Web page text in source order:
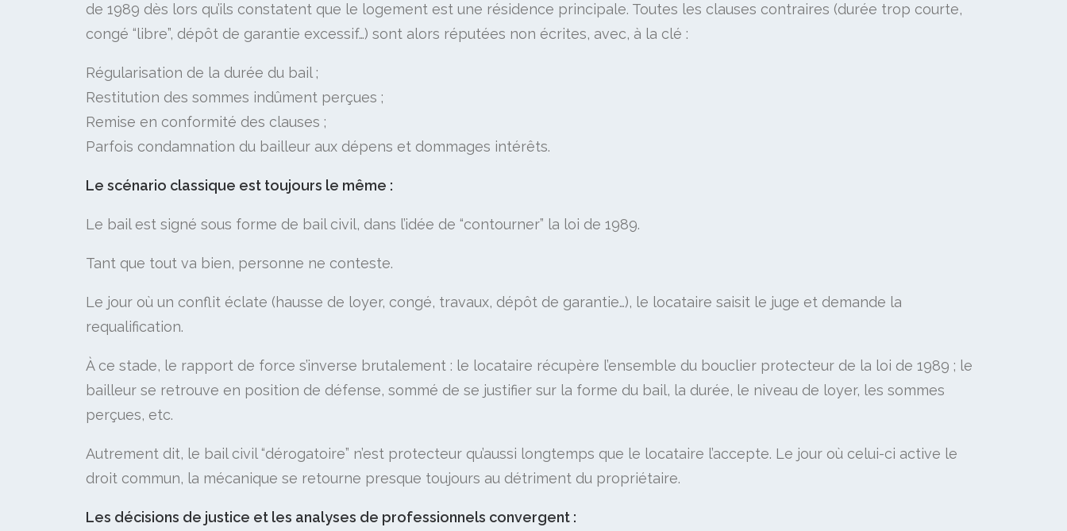
de 1989 dès lors qu’ils constatent que le logement est une résidence principale. Toutes les clauses contraires (durée trop courte,
congé “libre”, dépôt de garantie excessif…) sont alors réputées non écrites, avec, à la clé :
Régularisation de la durée du bail ;
Restitution des sommes indûment perçues ;
Remise en conformité des clauses ;
Parfois condamnation du bailleur aux dépens et dommages intérêts.​
Le scénario classique est toujours le même :
Le bail est signé sous forme de bail civil, dans l’idée de “contourner” la loi de 1989.
Tant que tout va bien, personne ne conteste.
Le jour où un conflit éclate (hausse de loyer, congé, travaux, dépôt de garantie…), le locataire saisit le juge et demande la
requalification.
À ce stade, le rapport de force s’inverse brutalement : le locataire récupère l’ensemble du bouclier protecteur de la loi de 1989 ; le
bailleur se retrouve en position de défense, sommé de se justifier sur la forme du bail, la durée, le niveau de loyer, les sommes
perçues, etc.​
Autrement dit, le bail civil “dérogatoire” n’est protecteur qu’aussi longtemps que le locataire l’accepte. Le jour où celui-ci active le
droit commun, la mécanique se retourne presque toujours au détriment du propriétaire.
Les décisions de justice et les analyses de professionnels convergent :